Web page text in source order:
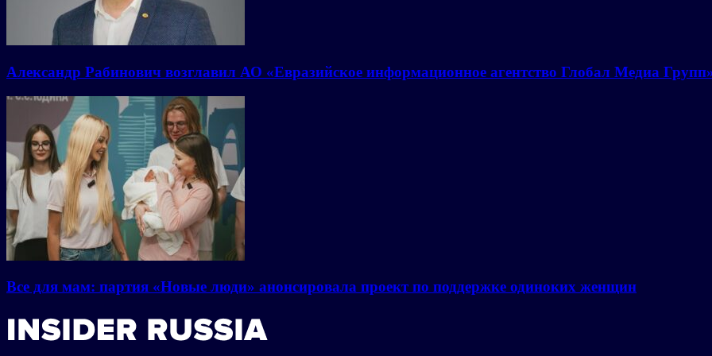
Александр Рабинович возглавил АО «Евразийское информационное агентство Глобал Медиа
Все для мам: партия «Новые люди» анонсировала проект по поддержке одиноких женщин